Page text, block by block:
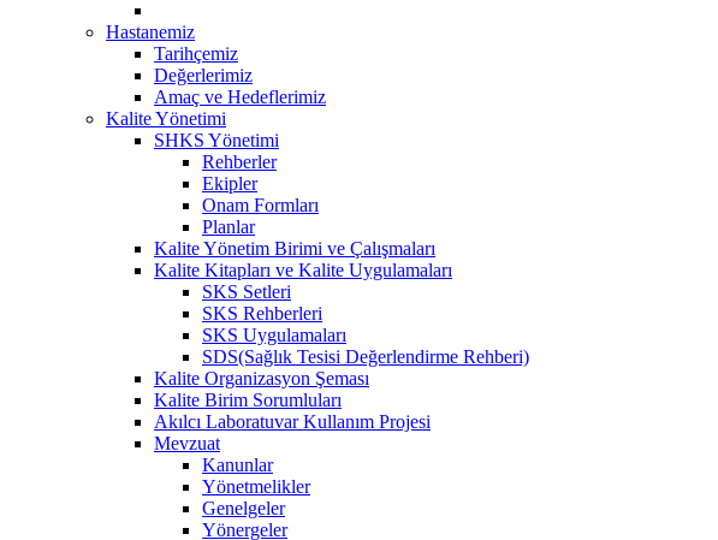
Hastanemiz
Tarihçemiz
Değerlerimiz
Amaç ve Hedeflerimiz
Kalite Yönetimi
SHKS Yönetimi
Rehberler
Ekipler
Onam Formları
Planlar
Kalite Yönetim Birimi ve Çalışmaları
Kalite Kitapları ve Kalite Uygulamaları
SKS Setleri
SKS Rehberleri
SKS Uygulamaları
SDS(Sağlık Tesisi Değerlendirme Rehberi)
Kalite Organizasyon Şeması
Kalite Birim Sorumluları
Akılcı Laboratuvar Kullanım Projesi
Mevzuat
Kanunlar
Yönetmelikler
Genelgeler
Yönergeler